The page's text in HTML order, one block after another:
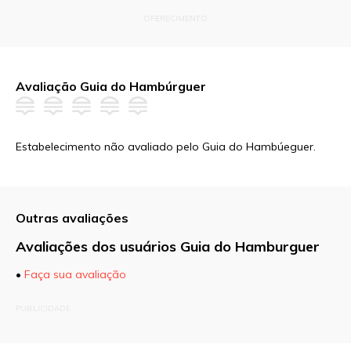
Avaliação Guia do Hambúrguer
Estabelecimento não avaliado pelo Guia do Hambúeguer.
Outras avaliações
Avaliações dos usuários Guia do Hamburguer
• Faça sua avaliação